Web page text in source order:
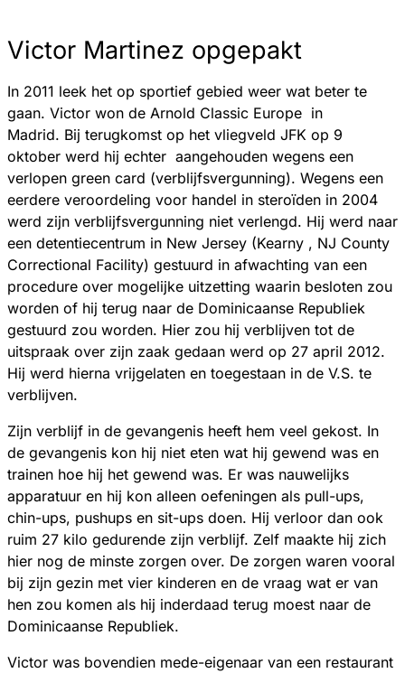
Victor Martinez opgepakt
In 2011 leek het op sportief gebied weer wat beter te
gaan. Victor won de Arnold Classic Europe in
Madrid. Bij terugkomst op het vliegveld JFK op 9
oktober werd hij echter aangehouden wegens een
verlopen green card (verblijfsvergunning). Wegens een
eerdere veroordeling voor handel in steroïden in 2004
werd zijn verblijfsvergunning niet verlengd. Hij werd naar
een detentiecentrum in New Jersey (Kearny , NJ County
Correctional Facility) gestuurd in afwachting van een
procedure over mogelijke uitzetting waarin besloten zou
worden of hij terug naar de Dominicaanse Republiek
gestuurd zou worden. Hier zou hij verblijven tot de
uitspraak over zijn zaak gedaan werd op 27 april 2012.
Hij werd hierna vrijgelaten en toegestaan in de V.S. te
verblijven.
Zijn verblijf in de gevangenis heeft hem veel gekost. In
de gevangenis kon hij niet eten wat hij gewend was en
trainen hoe hij het gewend was. Er was nauwelijks
apparatuur en hij kon alleen oefeningen als pull-ups,
chin-ups, pushups en sit-ups doen. Hij verloor dan ook
ruim 27 kilo gedurende zijn verblijf. Zelf maakte hij zich
hier nog de minste zorgen over. De zorgen waren vooral
bij zijn gezin met vier kinderen en de vraag wat er van
hen zou komen als hij inderdaad terug moest naar de
Dominicaanse Republiek.
Victor was bovendien mede-eigenaar van een restaurant